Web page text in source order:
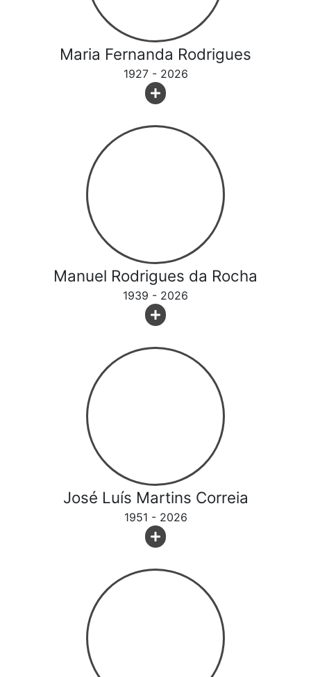
Maria Fernanda Rodrigues
1927 - 2026
Manuel Rodrigues da Rocha
1939 - 2026
José Luís Martins Correia
1951 - 2026